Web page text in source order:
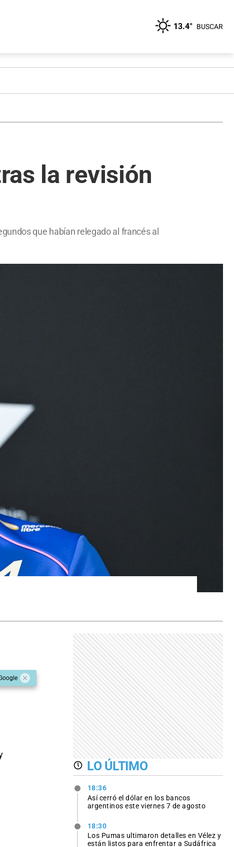
13.4° BUSCAR
la revisión
que habían relegado al francés al
LO ÚLTIMO
18:36
Así cerró el dólar en los bancos
argentinos este viernes 7 de agosto
18:30
Los Pumas ultimaron detalles en Vélez y
están listos para enfrentar a Sudáfrica